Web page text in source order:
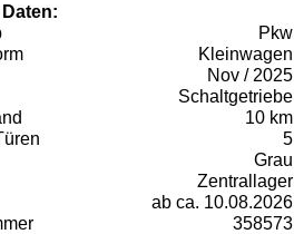
Pkw
Kleinwagen
Nov / 2025
Schaltgetriebe
10 km
5
Grau
Zentrallager
ab ca. 10.08.2026
358573